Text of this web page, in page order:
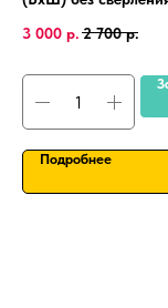
рамка.
3 000 р. 2 700 р.
Подробнее